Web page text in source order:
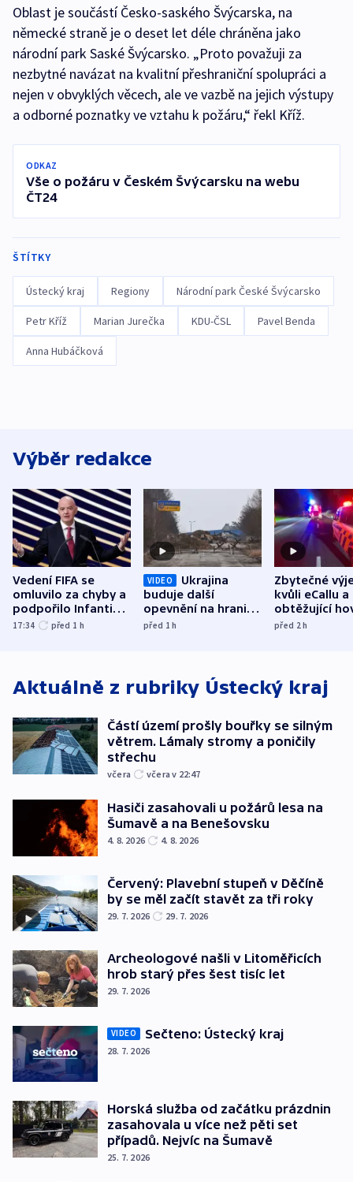
Oblast je součástí Česko-saského Švýcarska, na
německé straně je o deset let déle chráněna jako
národní park Saské Švýcarsko. „Proto považuji za
nezbytné navázat na kvalitní přeshraniční spolupráci a
nejen v obvyklých věcech, ale ve vazbě na jejich výstupy
a odborné poznatky ve vztahu k požáru,“ řekl Kříž.
ODKAZ
Vše o požáru v Českém Švýcarsku na webu
ČT24
ŠTÍTKY
Ústecký kraj Regiony Národní park České Švýcarsko
Petr Kříž Marian Jurečka KDU-ČSL Pavel Benda
Anna Hubáčková
Výběr redakce
Vedení FIFA se
omluvilo za chyby a
podpořilo Infantina.
UEFA trvá na
17:34 před 1 h
VIDEO
Ukrajina
buduje další
opevnění na hranici
s Běloruskem
před 1h
Zbytečné
kvůli eCallu a
obtěžující
zdržují
před 2h
Aktuálně z rubriky Ústecký kraj
Částí území prošly bouřky se silným
větrem. Lámaly stromy a poničily
střechu
včera včera v 22:47
Hasiči zasahovali u požárů lesa na
Šumavě a na Benešovsku
4. 8. 2026 4. 8. 2026
Červený: Plavební stupeň v Děčíně
by se měl začít stavět za tři roky
29. 7. 2026 29. 7. 2026
Archeologové našli v Litoměřicích
hrob starý přes šest tisíc let
29. 7. 2026
VIDEO Sečteno: Ústecký kraj
28. 7. 2026
Horská služba od začátku prázdnin
zasahovala u více než pěti set
případů. Nejvíc na Šumavě
25. 7. 2026